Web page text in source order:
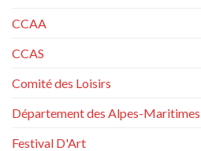
CCAA
CCAS
Comité des Loisirs
Département des Alpes-Maritimes
Festival D'Art